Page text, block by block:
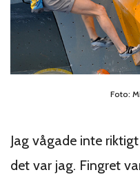
Foto:
Jag vågade inte
det var jag. Fingret